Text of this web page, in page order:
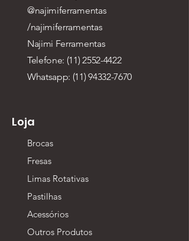
@najimiferramentas
/najimiferramentas
Najimi Ferramentas
Telefone: (11) 2552-4422
Whatsapp: (11) 94332-7670
Loja
Brocas
Fresas
Limas Rotativas
Pastilhas
Acessórios
Outros Produtos